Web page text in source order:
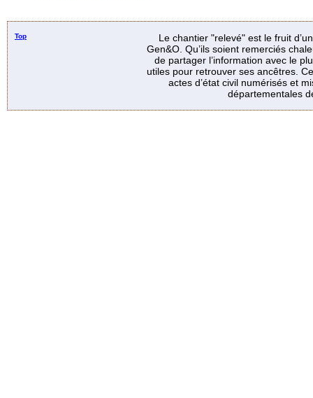
Top
Le chantier "relevé" est le fruit
Gen&O. Qu’ils soient remerciés
de partager l’information avec le
utiles pour retrouver ses ancêtres.
actes d’état civil numérisés et
départementales